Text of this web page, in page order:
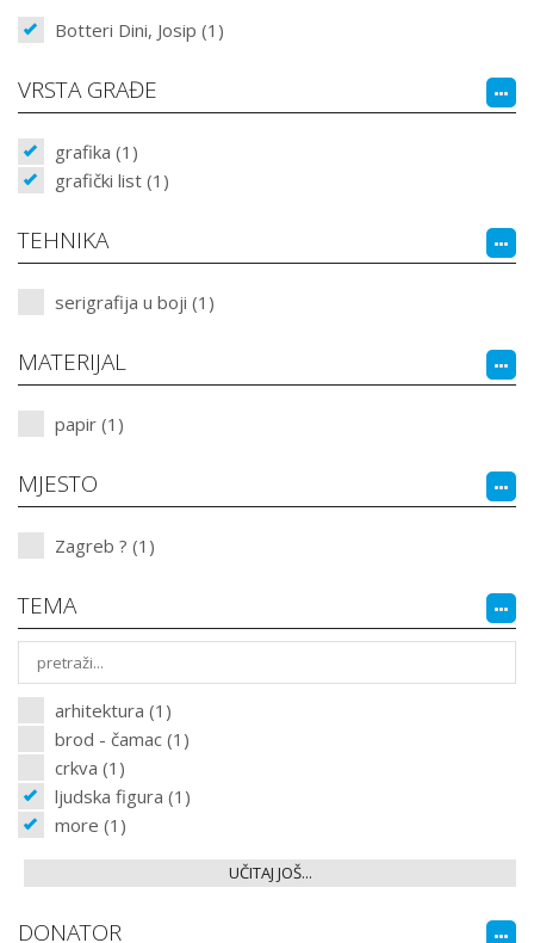
Botteri Dini, Josip (1)
VRSTA GRAĐE
grafika (1)
grafički list (1)
TEHNIKA
serigrafija u boji (1)
MATERIJAL
papir (1)
MJESTO
Zagreb ? (1)
TEMA
arhitektura (1)
brod - čamac (1)
crkva (1)
ljudska figura (1)
more (1)
UČITAJ JOŠ...
DONATOR